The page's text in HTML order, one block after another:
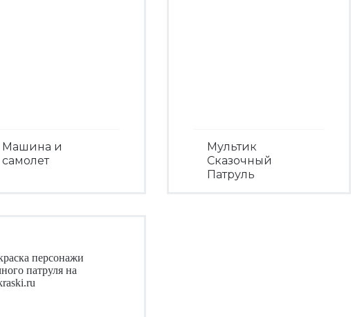
Машина и
самолет
Мультик
Сказочный
Патруль